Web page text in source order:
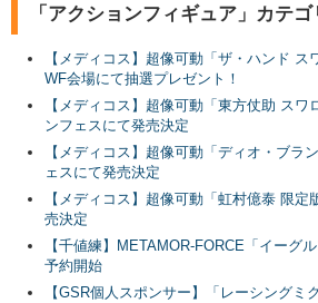
「アクションフィギュア」カテ
【メディコス】超像可動「ザ・ハンド ス
WF会場にて抽選プレゼント！
【メディコス】超像可動「東方仗助 スワ
ンフェスにて発売決定
【メディコス】超像可動「ディオ・ブラ
ェスにて発売決定
【メディコス】超像可動「虹村億泰 限定
売決定
【千値練】METAMOR-FORCE「イーグ
予約開始
【GSR個人スポンサー】「レーシングミ